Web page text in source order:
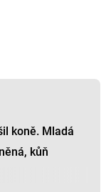
koně. Mladá
kůň